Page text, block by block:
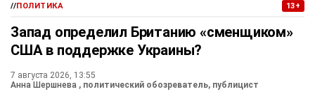
//ПОЛИТИКА 13+
Запад определил Британию «сменщиком»
США в поддержке Украины?
7 августа 2026, 13:55
Анна Шершнева , политический обозреватель, публицист